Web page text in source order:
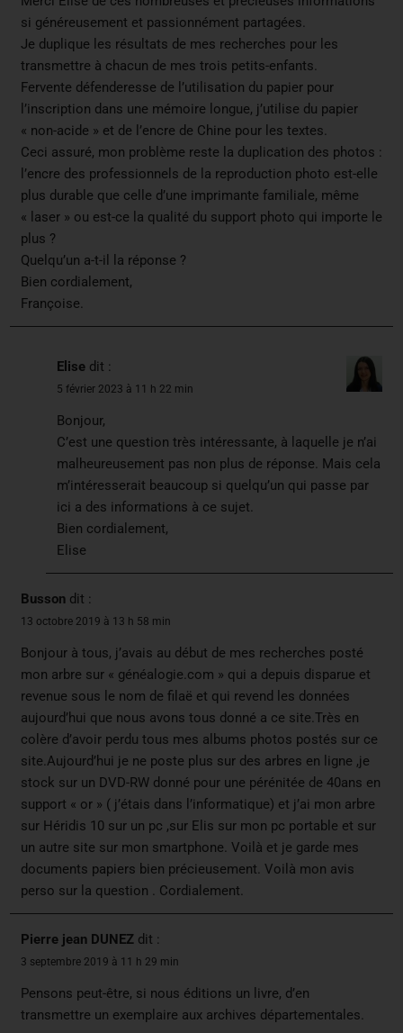
si généreusement et passionnément partagées.
Je duplique les résultats de mes recherches pour les
transmettre à chacun de mes trois petits-enfants.
Fervente défenderesse de l’utilisation du papier pour
l’inscription dans une mémoire longue, j’utilise du papier
« non-acide » et de l’encre de Chine pour les textes.
Ceci assuré, mon problème reste la duplication des photos :
l’encre des professionnels de la reproduction photo est-elle
plus durable que celle d’une imprimante familiale, même
« laser » ou est-ce la qualité du support photo qui importe le
plus ?
Quelqu’un a-t-il la réponse ?
Bien cordialement,
Françoise.
Elise dit :
5 février 2023 à 11 h 22 min
Bonjour,
C’est une question très intéressante, à laquelle je n’ai
malheureusement pas non plus de réponse. Mais cela
m’intéresserait beaucoup si quelqu’un qui passe par
ici a des informations à ce sujet.
Bien cordialement,
Elise
Busson dit :
13 octobre 2019 à 13 h 58 min
Bonjour à tous, j’avais au début de mes recherches posté
mon arbre sur « généalogie.com » qui a depuis disparue et
revenue sous le nom de filaë et qui revend les données
aujourd’hui que nous avons tous donné a ce site.Très en
colère d’avoir perdu tous mes albums photos postés sur ce
site.Aujourd’hui je ne poste plus sur des arbres en ligne ,je
stock sur un DVD-RW donné pour une pérénitée de 40ans en
support « or » ( j’étais dans l’informatique) et j’ai mon arbre
sur Héridis 10 sur un pc ,sur Elis sur mon pc portable et sur
un autre site sur mon smartphone. Voilà et je garde mes
documents papiers bien précieusement. Voilà mon avis
perso sur la question . Cordialement.
Pierre jean DUNEZ dit :
3 septembre 2019 à 11 h 29 min
Pensons peut-être, si nous éditions un livre, d’en
transmettre un exemplaire aux archives départementales.